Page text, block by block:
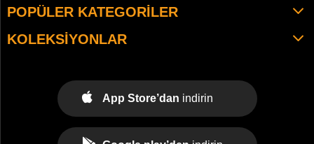
POPÜLER KATEGORILER
KOLEKSIYONLAR
App Store’dan indirin